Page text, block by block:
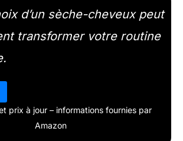
d’un sèche-cheveux peut
transformer votre routine
prix à jour – informations fournies par
Amazon